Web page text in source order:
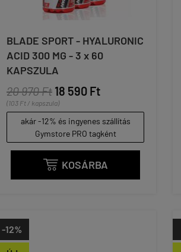
BLADE SPORT - HYALURONIC
ACID 300 MG - 3 x 60
KAPSZULA
20 970 Ft 18 590 Ft
(103 Ft / kapszula)
akár -12% és ingyenes szállítás
Gymstore PRO tagként
 KOSÁRBA
-12%